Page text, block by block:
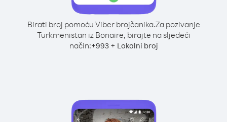
Birati broj pomoću Viber brojčanika.Za pozivanje
Turkmenistan iz Bonaire, birajte na sljedeći
način:+993+ Lokalni broj